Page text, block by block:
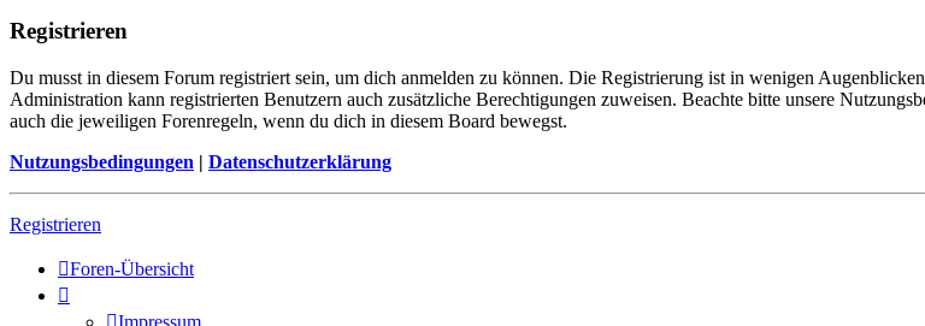
Registrieren
Du musst in diesem Forum registriert sein, um dich anmelden zu können. Die Registrierung ist in wenigen
Administration kann registrierten Benutzern auch zusätzliche Berechtigungen zuweisen. Beachte bitte unsere
auch die jeweiligen Forenregeln, wenn du dich in diesem Board bewegst.
Nutzungsbedingungen | Datenschutzerklärung
Registrieren
Foren-Übersicht